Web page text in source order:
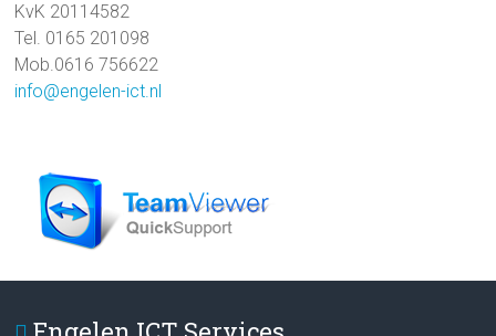
KvK 20114582
Tel. 0165 201098
Mob.0616 756622
info@engelen-ict.nl